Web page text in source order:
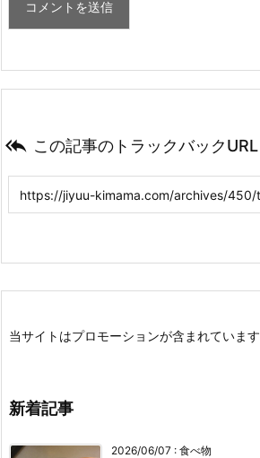
 この記事のトラックバックURL
当サイトはプロモーションが含まれています
新着記事
2026/06/07 : 食べ物